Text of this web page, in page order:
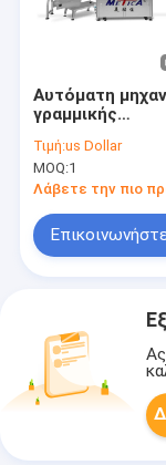
Αυτόματη
γραμμικής
καπακιών για
μπουκάλια
Τιμή:us Dollar
MOQ:1
Λάβετε την πιο